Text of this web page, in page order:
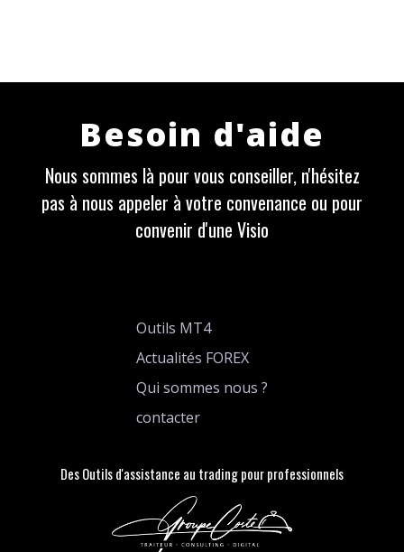
Besoin d'aide
Nous sommes là pour vous conseiller, n'hésitez
pas à nous appeler à votre convenance ou pour
convenir d'une Visio
Outils MT4
Actualités FOREX
Qui sommes nous ?
contacter
Des Outils d'assistance au trading pour professionnels